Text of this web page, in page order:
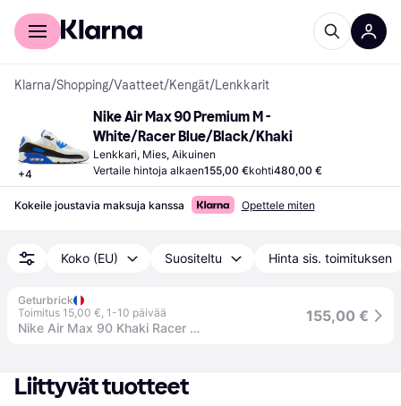
Kuluttajille
Klarna/Shopping/Vaatteet/Kengät/Lenkkarit
+4
Nike Air Max 90 Premium M -
White/Racer Blue/Black/Khaki
Lenkkari, Mies, Aikuinen
Vertaile hintoja alkaen155,00 €kohti480,00 €
Kokeile joustavia maksuja kanssa Opettele miten
Koko (EU) Suositeltu Hinta sis. toimituksen
Geturbrick
Toimitus 15,00 €, 1-10 päivää
Nike Air Max 90 Khaki Racer Blue - 40 / Standard
155,00 €
Liittyvät tuotteet